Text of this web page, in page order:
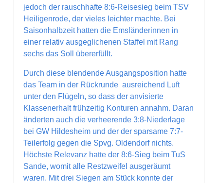
jedoch der rauschhafte 8:6-Reisesieg beim TSV
Heiligenrode, der vieles leichter machte. Bei
Saisonhalbzeit hatten die Emsländerinnen in
einer relativ ausgeglichenen Staffel mit Rang
sechs das Soll übererfüllt.
Durch diese blendende Ausgangsposition hatte
das Team in der Rückrunde ausreichend Luft
unter den Flügeln, so dass der anvisierte
Klassenerhalt frühzeitig Konturen annahm. Daran
änderten auch die verheerende 3:8-Niederlage
bei GW Hildesheim und der der sparsame 7:7-
Teilerfolg gegen die Spvg. Oldendorf nichts.
Höchste Relevanz hatte der 8:6-Sieg beim TuS
Sande, womit alle Restzweifel ausgeräumt
waren. Mit drei Siegen am Stück konnte der